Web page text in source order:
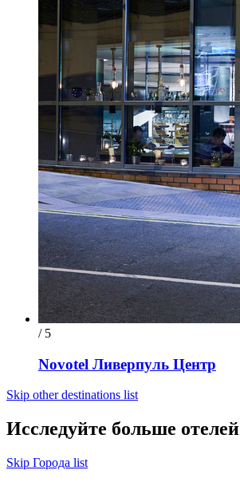
/ 5
Novotel Ливерпуль Центр
Skip other destinations list
Исследуйте больше отелей
Skip Города list